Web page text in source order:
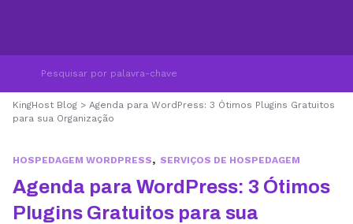
KingHost Blog > Agenda para WordPress: 3 Ótimos Plugins Gratuitos
para sua Organização
HOSPEDAGEM WORDPRESS, SERVIÇOS DE HOSPEDAGEM
Agenda para WordPress: 3 Ótimos
Plugins Gratuitos para sua